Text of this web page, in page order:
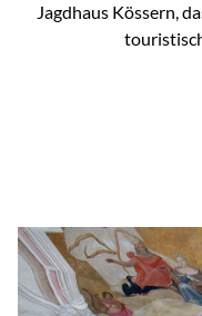
Jagdhaus Kössern,